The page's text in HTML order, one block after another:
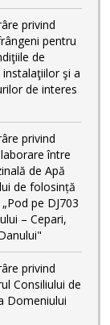
privind
pentru
de
şi a
de interes
privind
între
de Apă
de folosință
pe DJ703
– Cepari,
privind
Consiliului de
Domeniului